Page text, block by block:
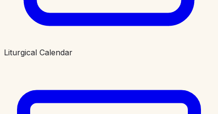
Liturgical Calendar